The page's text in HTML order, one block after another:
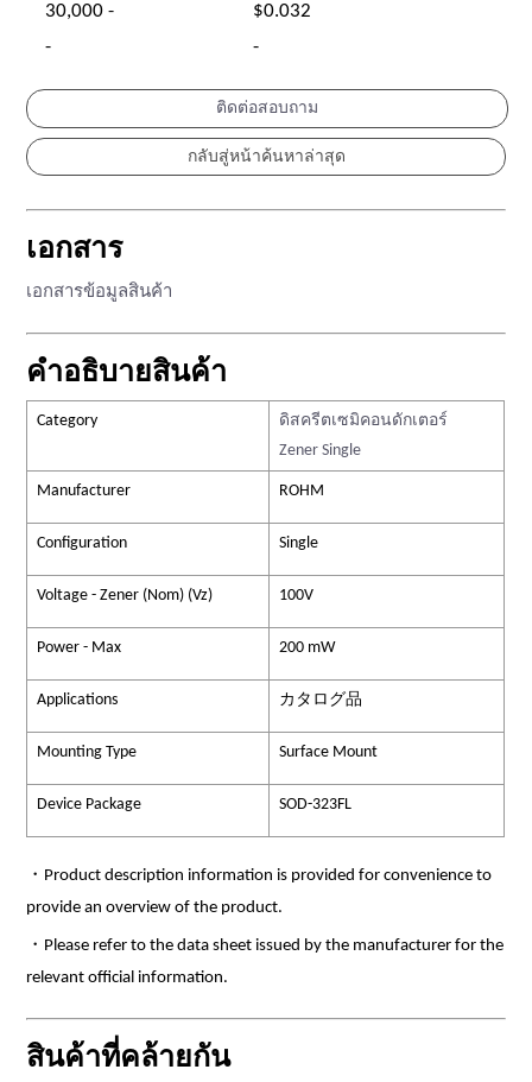
30,000 -
$0.032
-
-
ติดต่อสอบถาม
เอกสาร
เอกสารข้อมูลสินค้า
คำอธิบายสินค้า
Category
ดิสครีตเซมิคอนดักเตอร์
Zener Single
Manufacturer ROHM
Configuration Single
Voltage - Zener (Nom) (Vz) 100V
Power - Max 200 mW
Applications カタログ品
Mounting Type Surface Mount
Device Package SOD-323FL
・Product description information is provided for convenience to
provide an overview of the product.
・Please refer to the data sheet issued by the manufacturer for the
relevant official information.
สินค้าที่คล้ายกัน